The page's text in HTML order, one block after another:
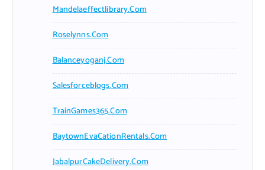
Mandelaeffectlibrary.com
Roselynns.com
Balanceyoganj.com
Salesforceblogs.com
TrainGames365.com
BaytownEvaCationRentals.com
JabalpurCakeDelivery.com